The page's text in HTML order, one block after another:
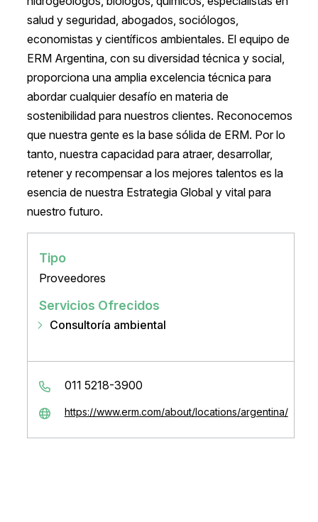
salud y seguridad, abogados, sociólogos,
economistas y científicos ambientales. El equipo de
ERM Argentina, con su diversidad técnica y social,
proporciona una amplia excelencia técnica para
abordar cualquier desafío en materia de
sostenibilidad para nuestros clientes. Reconocemos
que nuestra gente es la base sólida de ERM. Por lo
tanto, nuestra capacidad para atraer, desarrollar,
retener y recompensar a los mejores talentos es la
esencia de nuestra Estrategia Global y vital para
nuestro futuro.
Tipo
Proveedores
Servicios Ofrecidos
Consultoría ambiental
011 5218-3900
https://www.erm.com/about/locations/argentina/